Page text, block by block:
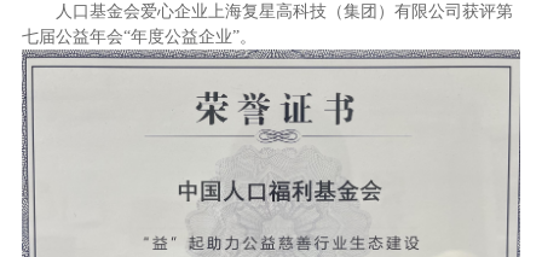
人口基金会爱心企业上海复星高科技（集团）有限公司获评第
七届公益年会“年度公益企业”。